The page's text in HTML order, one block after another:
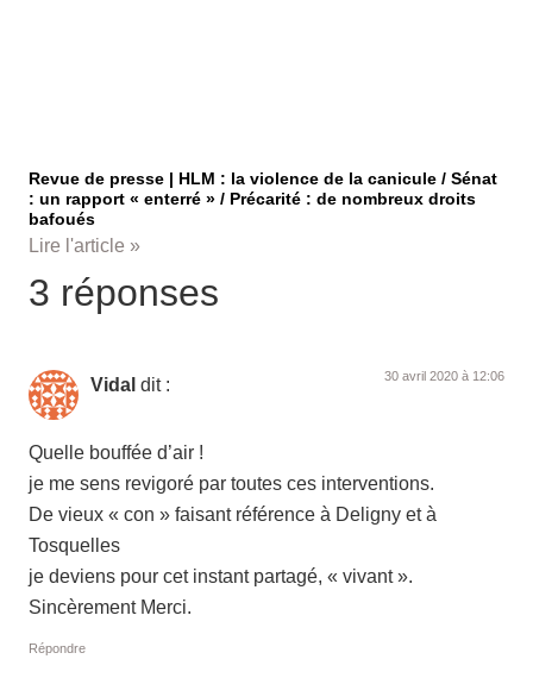
Revue de presse | HLM : la violence de la canicule / Sénat
: un rapport « enterré » / Précarité : de nombreux droits
bafoués
Lire l'article »
3 réponses
Vidal dit : 30 avril 2020 à 12:06
Quelle bouffée d’air !
je me sens revigoré par toutes ces interventions.
De vieux « con » faisant référence à Deligny et à
Tosquelles
je deviens pour cet instant partagé, « vivant ».
Sincèrement Merci.
Répondre